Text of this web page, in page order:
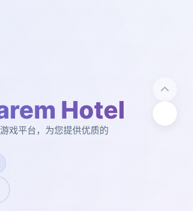
Hotel
戏平台，为您提供优质的